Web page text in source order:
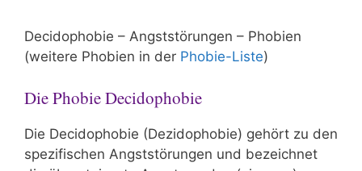
Decidophobie – Angststörungen – Phobien
(weitere Phobien in der Phobie-Liste)
Die Phobie Decidophobie
Die Decidophobie (Dezidophobie) gehört zu den
spezifischen Angststörungen und bezeichnet